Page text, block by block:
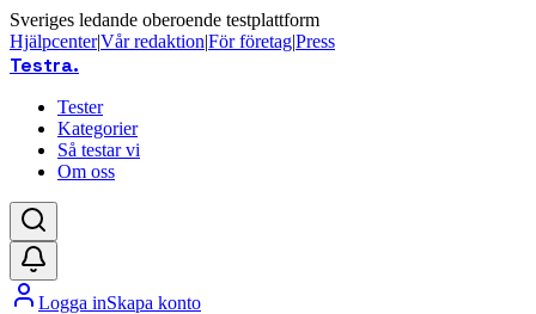
Sveriges ledande oberoende testplattform
Hjälpcenter|Vår redaktion|För företag|Press
Testra.
Tester
Kategorier
Så testar vi
Om oss
Logga inSkapa konto